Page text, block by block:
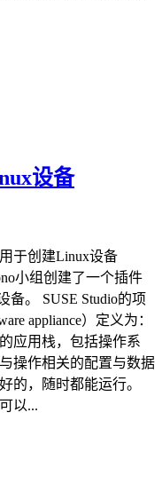
设备
于创建Linux设备
小组创建了一个插件
备。 SUSE Studio的项
appliance）定义为：
应用栈，包括操作系
操作相关的配置与数据
的，随时都能运行。
以...